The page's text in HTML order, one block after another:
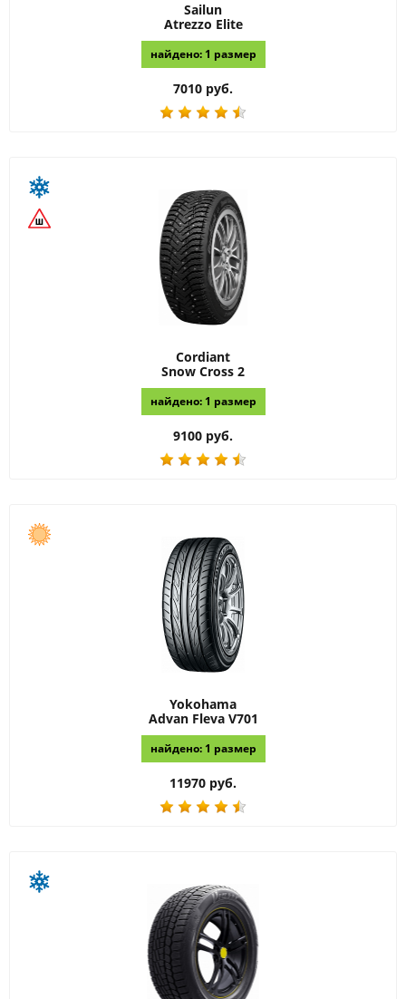
Sailun
Atrezzo Elite
найдено: 1 размер
7010 руб.
Cordiant
Snow Cross 2
найдено: 1 размер
9100 руб.
Yokohama
Advan Fleva V701
найдено: 1 размер
11970 руб.